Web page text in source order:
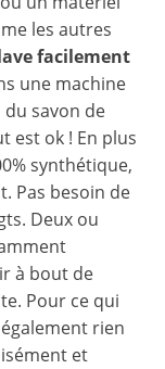
les autres
facilement
une machine
du savon de
est ok ! En plus
synthétique,
Pas besoin de
Deux ou
à bout de
Pour ce qui
rien
et